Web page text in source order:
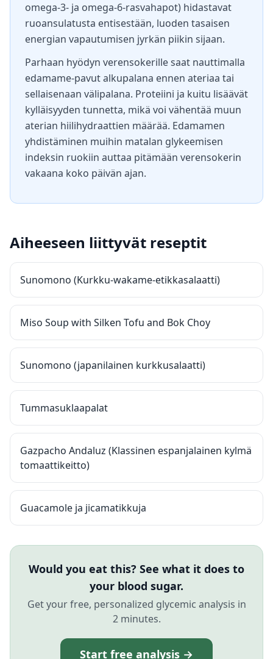
omega-3- ja omega-6-rasvahapot) hidastavat
ruoansulatusta entisestään, luoden tasaisen
energian vapautumisen jyrkän piikin sijaan.
Parhaan hyödyn verensokerille saat nauttimalla
edamame-pavut alkupalana ennen ateriaa tai
sellaisenaan välipalana. Proteiini ja kuitu lisäävät
kylläisyyden tunnetta, mikä voi vähentää muun
aterian hiilihydraattien määrää. Edamamen
yhdistäminen muihin matalan glykeemisen
indeksin ruokiin auttaa pitämään verensokerin
vakaana koko päivän ajan.
Aiheeseen liittyvät reseptit
Sunomono (Kurkku-wakame-etikkasalaatti)
Miso Soup with Silken Tofu and Bok Choy
Sunomono (japanilainen kurkkusalaatti)
Tummasuklaapalat
Gazpacho Andaluz (Klassinen espanjalainen kylmä
tomaattikeitto)
Guacamole ja jicamatikkuja
Would you eat this? See what it does to
your blood sugar.
Get your free, personalized glycemic analysis in
2 minutes.
Start free analysis →